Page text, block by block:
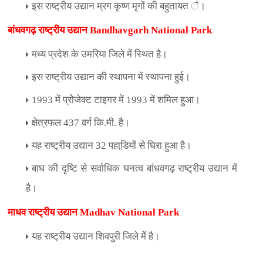
इस राष्ट्रीय उद्यान म्रग कृष्ण मृगों की बहुतायत ै।
बांधवगढ़ राष्ट्रीय उद्यानBandhavgarh National Park
मध्य प्रदेश के उमरिया जिले में स्थित है।
इस राष्ट्रीय उद्यान की स्थापना में स्थापना हुई।
1993 में प्रोेजेक्ट टाइगर में 1993 में शमिल हुआ।
क्षेत्रफल437 वर्ग कि.मी. है।
यह राष्ट्रीय उद्यान 32 पहाडि़यों से घिरा हुआ है।
बाघ की दृष्टि से सर्वाधिक घनत्व बांधवगढ़ राष्ट्रीय उद्यान में
है।
माधव राष्ट्रीय उद्यानMadhav National Park
यह राष्ट्रीय उद्यान शिवपुरी जिले मेें है।